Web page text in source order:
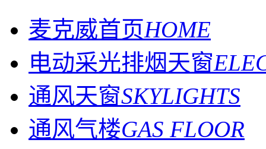
麦克威首页HOME
电动采光排烟天窗
通风天窗SKYLIGHTS
通风气楼GAS FLOOR